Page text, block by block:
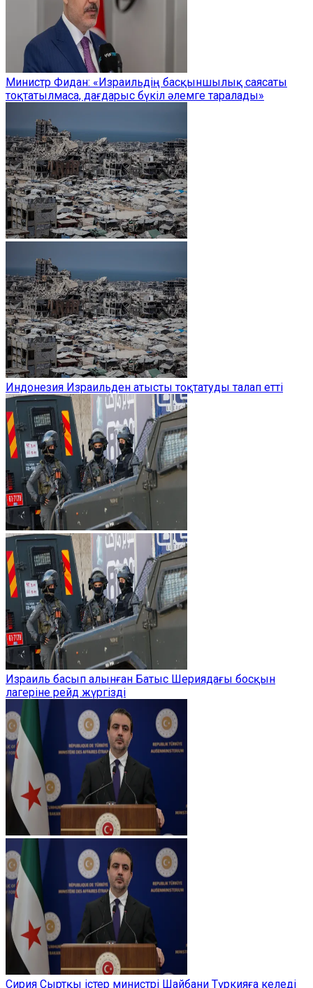
Министр Фидан: «Израильдің басқыншылық саясаты
тоқтатылмаса, дағдарыс бүкіл әлемге таралады»
Индонезия Израильден атысты тоқтатуды талап етті
Израиль басып алынған Батыс Шериядағы босқын
лагеріне рейд жүргізді
Сирия Сыртқы істер министрі Шайбани Түркияға келеді